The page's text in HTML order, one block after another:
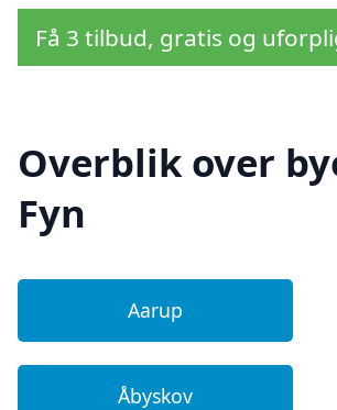
Få 3 tilbud, gratis og
Overblik over
Fyn
Aarup
Åbyskov